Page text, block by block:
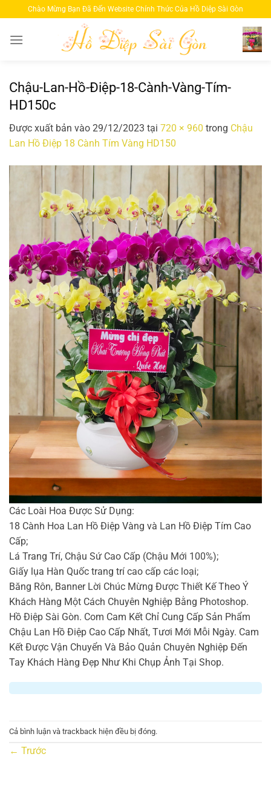
qua
nội
Chào Mừng Bạn Đã Đến Website Chính Thức Của Hồ Diệp Sài Gòn
Chậu-Lan-Hồ-Điệp-18-Cành-Vàng-Tím-
HD150c
Được xuất bản vào 29/12/2023 tại 720 × 960 trong Chậu
Lan Hồ Điệp 18 Cành Tím Vàng HD150
Các Loài Hoa Được Sử Dụng:
18 Cành Hoa Lan Hồ Điệp Vàng và Lan Hồ Điệp Tím Cao
Cấp;
Lá Trang Trí, Chậu Sứ Cao Cấp (Chậu Mới 100%);
Giấy lụa Hàn Quốc trang trí cao cấp các loại;
Băng Rôn, Banner Lời Chúc Mừng Được Thiết Kế Theo Ý
Khách Hàng Một Cách Chuyên Nghiệp Bằng Photoshop.
Hồ Điệp Sài Gòn. Com Cam Kết Chỉ Cung Cấp Sản Phẩm
Chậu Lan Hồ Điệp Cao Cấp Nhất, Tươi Mới Mỗi Ngày. Cam
Kết Được Vận Chuyển Và Bảo Quản Chuyên Nghiệp Đến
Tay Khách Hàng Đẹp Như Khi Chụp Ảnh Tại Shop.
Cả bình luận và trackback hiện đều bị đóng.
← Trước